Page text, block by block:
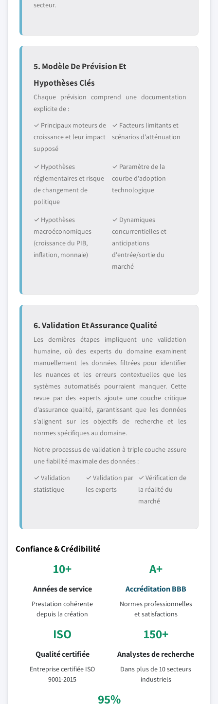
secteur.
5. Modèle De Prévision Et
Hypothèses Clés
Chaque prévision comprend une documentation
explicite de :
✓ Principaux moteurs de
croissance et leur impact
supposé
✓ Facteurs limitants et
scénarios d'atténuation
✓ Hypothèses
réglementaires et risque
de changement de
politique
✓ Paramètre de la
courbe d'adoption
technologique
✓ Hypothèses
macroéconomiques
(croissance du PIB,
inflation, monnaie)
✓ Dynamiques
concurrentielles et
anticipations
d'entrée/sortie du
marché
6. Validation Et Assurance Qualité
Les dernières étapes impliquent une validation
humaine, où des experts du domaine examinent
manuellement les données filtrées pour identifier
les nuances et les erreurs contextuelles que les
systèmes automatisés pourraient manquer. Cette
revue par des experts ajoute une couche critique
d'assurance qualité, garantissant que les données
s'alignent sur les objectifs de recherche et les
normes spécifiques au domaine.
Notre processus de validation à triple couche assure
une fiabilité maximale des données :
✓ Validation
statistique
✓ Validation par
les experts
✓ Vérification de
la réalité du
marché
Confiance & Crédibilité
10+
Années de service
Prestation cohérente
depuis la création
A+
Accréditation BBB
Normes professionnelles
et satisfactions
ISO
Qualité certifiée
Entreprise certifiée ISO
9001-2015
150+
Analystes de recherche
Dans plus de 10 secteurs
industriels
95%